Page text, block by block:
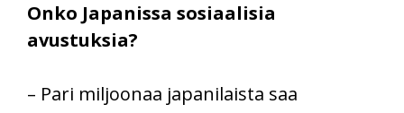
Onko Japanissa sosiaalisia
avustuksia?
– Pari miljoonaa japanilaista saa